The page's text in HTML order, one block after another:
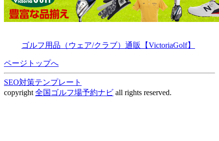
ゴルフ用品（ウェア/クラブ）通販【VictoriaGolf】
ページトップへ
SEO対策テンプレート
copyright 全国ゴルフ場予約ナビ all rights reserved.